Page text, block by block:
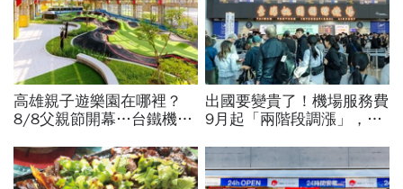
高雄親子遊樂園在哪裡？
8/8父親節開幕…台鐵機廠
門票嗎？營業時間、交通一
文看
出國要變貴了！機場服務費
9月起「兩階段調漲」，轉
上路時間曝光